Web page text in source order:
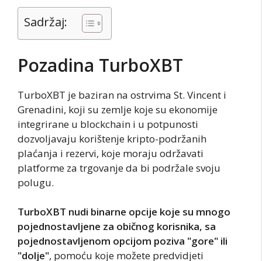
Sadržaj:
Pozadina TurboXBT
TurboXBT je baziran na ostrvima St. Vincent i
Grenadini, koji su zemlje koje su ekonomije
integrirane u blockchain i u potpunosti
dozvoljavaju korištenje kripto-podržanih
plaćanja i rezervi, koje moraju održavati
platforme za trgovanje da bi podržale svoju
polugu.
TurboXBT nudi binarne opcije koje su mnogo
pojednostavljene za običnog korisnika, sa
pojednostavljenom opcijom poziva "gore" ili
"dolje", pomoću koje možete predvidjeti